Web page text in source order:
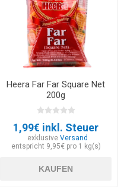
Heera Far Far Square Net
200g
1,99€ inkl. Steuer
exklusive Versand
entspricht 9,95€ pro 1 kg(s)
KAUFEN